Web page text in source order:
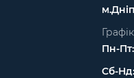
Пн-
Сб-